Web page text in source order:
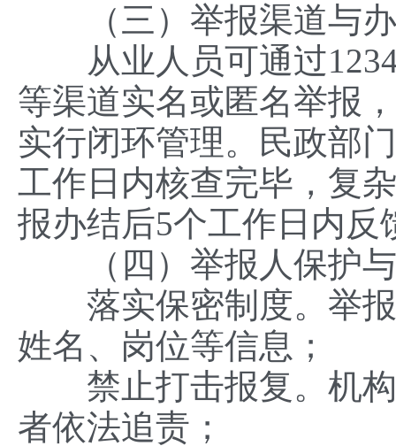
（三）举报渠道与办
从业人员可通过
等渠道实名或匿名举报
实行闭环管理。民政部
工作日内核查完毕，复
报办结后5个工作日内反
（四）举报人保护
落实保密制度。举报
姓名、岗位等信息；
禁止打击报复。机构
者依法追责；